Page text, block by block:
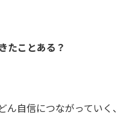
たことある？
自信につながっていく、